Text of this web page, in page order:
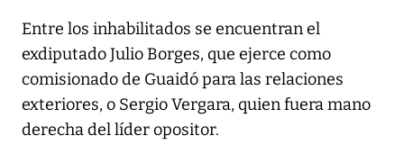
Entre los inhabilitados se encuentran el
exdiputado Julio Borges, que ejerce como
comisionado de Guaidó para las relaciones
exteriores, o Sergio Vergara, quien fuera mano
derecha del líder opositor.